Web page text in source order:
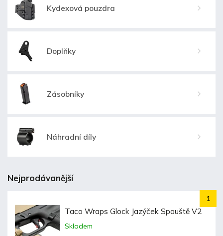
Kydexová pouzdra
Doplňky
Zásobníky
Náhradní díly
Nejprodávanější
Taco Wraps Glock Jazýček Spouště V2
Skladem